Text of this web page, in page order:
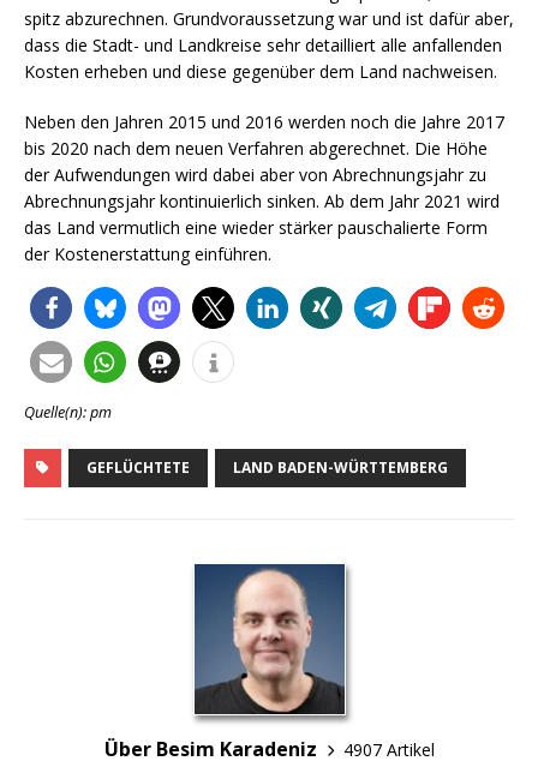
spitz abzurechnen. Grundvoraussetzung war und ist dafür aber,
dass die Stadt- und Landkreise sehr detailliert alle anfallenden
Kosten erheben und diese gegenüber dem Land nachweisen.
Neben den Jahren 2015 und 2016 werden noch die Jahre 2017
bis 2020 nach dem neuen Verfahren abgerechnet. Die Höhe
der Aufwendungen wird dabei aber von Abrechnungsjahr zu
Abrechnungsjahr kontinuierlich sinken. Ab dem Jahr 2021 wird
das Land vermutlich eine wieder stärker pauschalierte Form
der Kostenerstattung einführen.
Quelle(n): pm
GEFLÜCHTETE LAND BADEN-WÜRTTEMBERG
Über Besim Karadeniz
4907 Artikel